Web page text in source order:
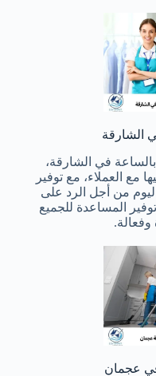
الشارقة
في الشارقة،
مع العملاء، مع توفير
من أجل الرد على
المساعدة للجميع
عجمان